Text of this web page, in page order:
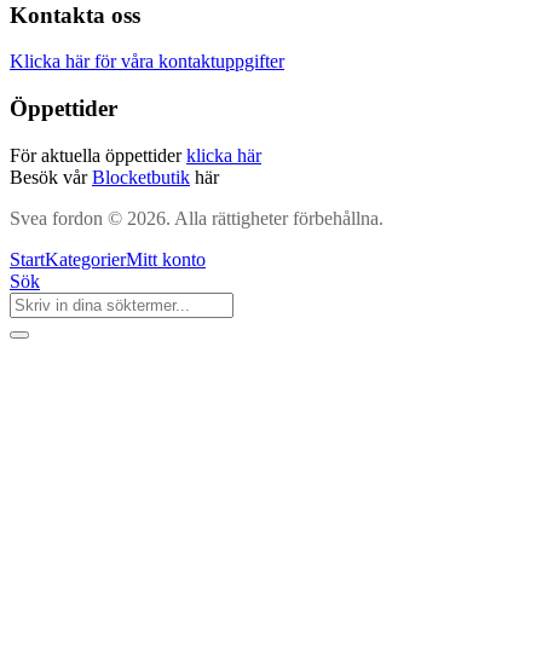
Kontakta oss
Klicka här för våra kontaktuppgifter
Öppettider
För aktuella öppettiderklicka här
Besök vårBlocketbutik här
Svea fordon © 2026. Alla rättigheter förbehållna.
StartKategorierMitt konto
Sök